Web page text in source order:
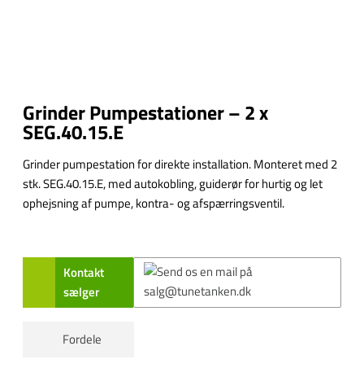
Grinder Pumpestationer – 2 x
SEG.40.15.E
Grinder pumpestation for direkte installation. Monteret med 2
stk. SEG.40.15.E, med autokobling, guiderør for hurtig og let
ophejsning af pumpe, kontra- og afspærringsventil.
Kontakt
sælger
Fordele